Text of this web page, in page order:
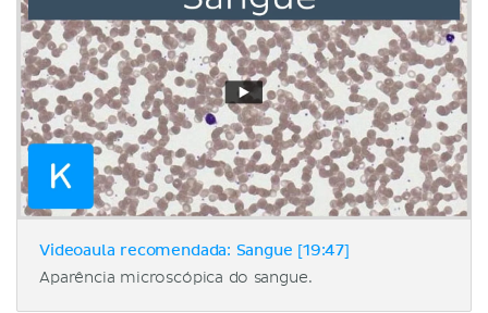
Videoaula recomendada: Sangue [19:47]
Aparência microscópica do sangue.